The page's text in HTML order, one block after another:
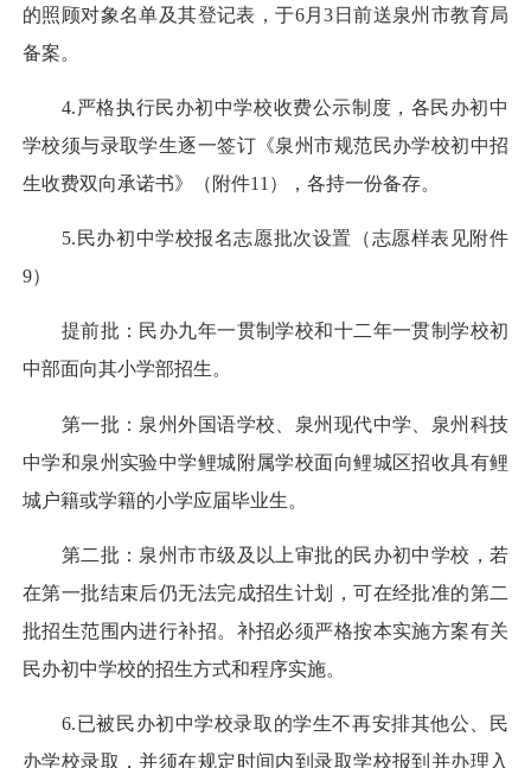
的照顾对象名单及其登记表，于6月3日前送泉州市教育局
备案。
4.严格执行民办初中学校收费公示制度，各民办初中
学校须与录取学生逐一签订《泉州市规范民办学校初中招
生收费双向承诺书》（附件11），各持一份备存。
5.民办初中学校报名志愿批次设置（志愿样表见附件
9）
提前批：民办九年一贯制学校和十二年一贯制学校初
中部面向其小学部招生。
第一批：泉州外国语学校、泉州现代中学、泉州科技
中学和泉州实验中学鲤城附属学校面向鲤城区招收具有鲤
城户籍或学籍的小学应届毕业生。
第二批：泉州市市级及以上审批的民办初中学校，若
在第一批结束后仍无法完成招生计划，可在经批准的第二
批招生范围内进行补招。补招必须严格按本实施方案有关
民办初中学校的招生方式和程序实施。
6.已被民办初中学校录取的学生不再安排其他公、民
办学校录取，并须在规定时间内到录取学校报到并办理入